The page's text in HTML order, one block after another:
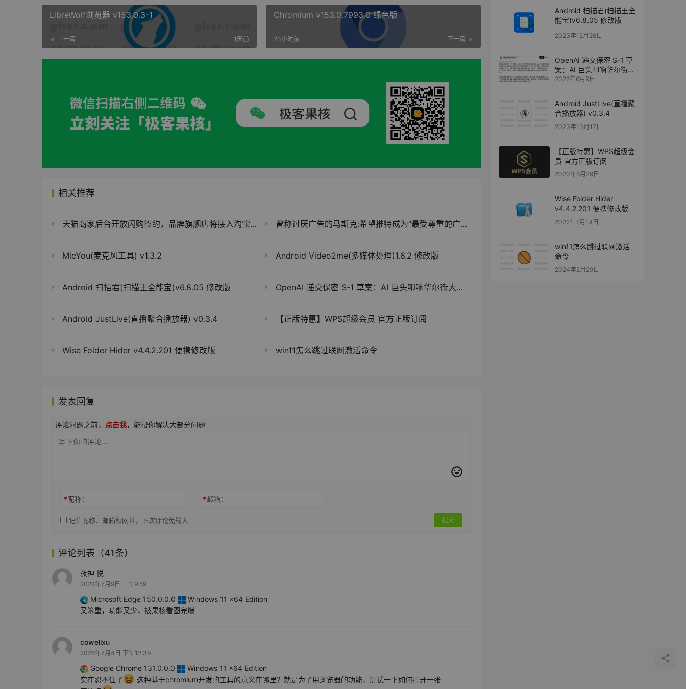
LibreWolf浏览器 v153.0.3-1
上一篇 1天前
Chromium v153.0.7993.0 绿色版
下一篇
23小时前
相关推荐
天猫商家后台开放闪购签约，品牌旗舰店将接入淘宝闪购 曾称讨厌广告的马斯克:希望推特成为“最受尊重的广告平台”
MicYou(麦克风工具) v1.3.2 Android Video2me(多媒体处理)1.6.2 修改版
Android 扫描君(扫描王全能宝)v6.8.05 修改版 OpenAI 递交保密 S-1 草案：AI 巨头叩响华尔街大门，与 Anthropic 的上市竞速开启
Android JustLive(直播聚合播放器) v0.3.4 【正版特惠】WPS超级会员 官方正版订阅
Wise Folder Hider v4.4.2.201 便携修改版 win11怎么跳过联网激活命令
发表回复
评论问题之前， 点击我，能帮你解决大部分问题
*昵称： *邮箱：
记住昵称、邮箱和网址，下次评论免输入 提交
评论列表（41条）
夜神 悦
2026年7月9日 上午9:59
Microsoft Edge 150.0.0.0
Windows 11 x64 Edition
又笨重，功能又少，被果核看图完爆
cowellxu
2026年7月4日 下午12:39
Google Chrome 131.0.0.0
Windows 11 x64 Edition
实在忍不住了
这种基于chromium开发的工具的意义在哪里？就是为了用浏览器的功能，测试一下如何打开一张
Android 扫描君(扫描王全
能宝)v6.8.05 修改版
2023年12月26日
OpenAI 递交保密 S-1 草
案：AI 巨头叩响华尔街大
门，与 Anthropic 的上市
2026年6月9日
Android JustLive(直播聚
合播放器) v0.3.4
2023年10月17日
【正版特惠】WPS超级会
员 官方正版订阅
2020年6月29日
Wise Folder Hider
v4.4.2.201 便携修改版
2022年7月14日
win11怎么跳过联网激活
命令
2024年2月29日